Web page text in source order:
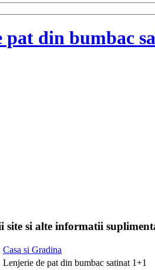
pat din bumbac
site si alte informatii
Casa si Gradina
Lenjerie de pat din bumbac satinat 1+1